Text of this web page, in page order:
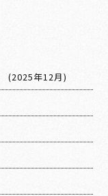
(2025年12月)